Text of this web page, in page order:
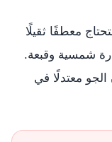
معطفًا ثقيلًا
شمسية وقبعة.
معتدلًا في